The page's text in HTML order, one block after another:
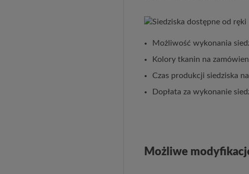
Możliwość wykonania
Kolory tkanin na
Czas produkcji siedziska
Dopłata za wykonanie
Możliwe